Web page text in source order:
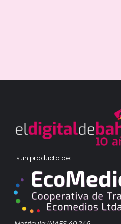
Es un producto de: